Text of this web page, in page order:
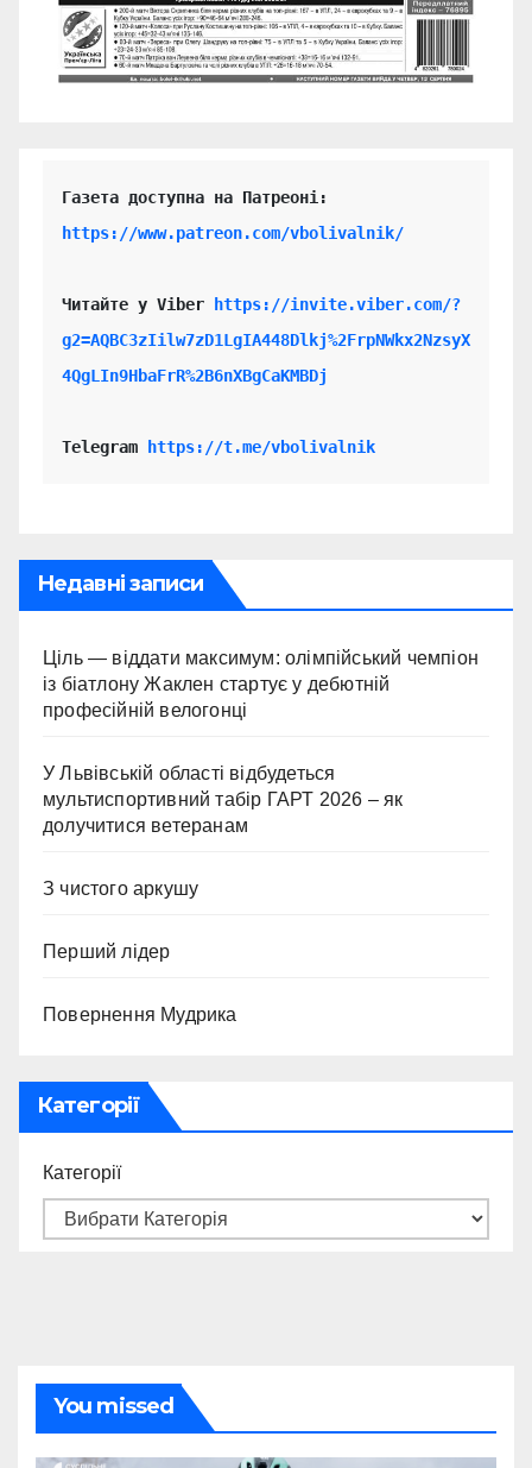
https://www.patreon.com/vbolivalnik/
Читайте у Viber
https://invite.viber.com/?
g2=AQBC3zIilw7zD1LgIA448Dlkj%2FrpNWkx2NzsyX
4QgLIn9HbaFrR%2B6nXBgCaKMBDj
Telegram https://t.me/vbolivalnik
Недавні записи
Ціль — віддати максимум: олімпійський чемпіон
із біатлону Жаклен стартує у дебютній
професійній велогонці
У Львівській області відбудеться
мультиспортивний табір ГАРТ 2026 – як
долучитися ветеранам
З чистого аркушу
Перший лідер
Повернення Мудрика
Категорії
Категорії
You missed